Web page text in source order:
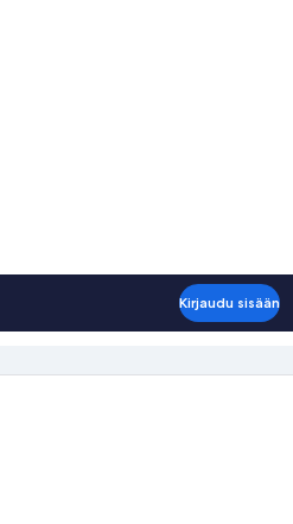
Kirjaudu sisään